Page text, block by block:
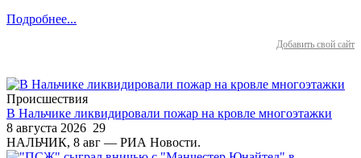
Подробнее...
Добавить свой сайт
Происшествия
В Нальчике ликвидировали пожар на кровле многоэтажки
8 августа 2026 29
НАЛЬЧИК, 8 авг — РИА Новости.